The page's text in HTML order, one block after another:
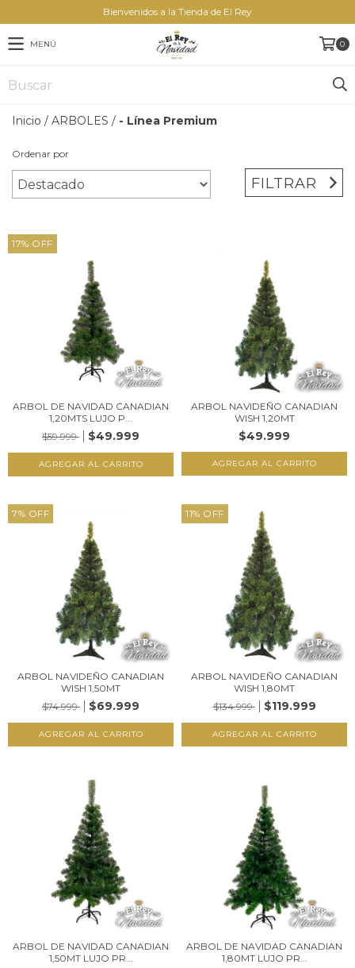
Bienvenidos a la Tienda de El Rey
MENÚ 0
Inicio / ARBOLES / - Línea Premium
Ordenar por
FILTRAR
17% OFF
ARBOL DE NAVIDAD CANADIAN
1,20MTS LUJO P...
$59.999
$49.999
ARBOL NAVIDEÑO CANADIAN
WISH 1,20MT
$49.999
7% OFF
ARBOL NAVIDEÑO CANADIAN
WISH 1,50MT
$74.999
$69.999
11% OFF
ARBOL NAVIDEÑO CANADIAN
WISH 1,80MT
$134.999
$119.999
ARBOL DE NAVIDAD CANADIAN
1,50MT LUJO PR...
ARBOL DE NAVIDAD CANADIAN
1,80MT LUJO PR...